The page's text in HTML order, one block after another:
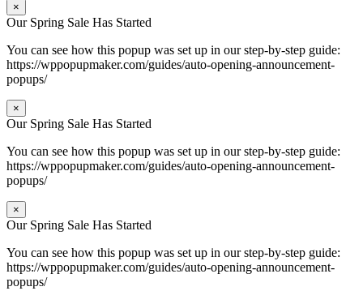
×
Our Spring Sale Has Started
You can see how this popup was set up in our step-by-step guide:
https://wppopupmaker.com/guides/auto-opening-announcement-
popups/
×
Our Spring Sale Has Started
You can see how this popup was set up in our step-by-step guide:
https://wppopupmaker.com/guides/auto-opening-announcement-
popups/
×
Our Spring Sale Has Started
You can see how this popup was set up in our step-by-step guide:
https://wppopupmaker.com/guides/auto-opening-announcement-
popups/